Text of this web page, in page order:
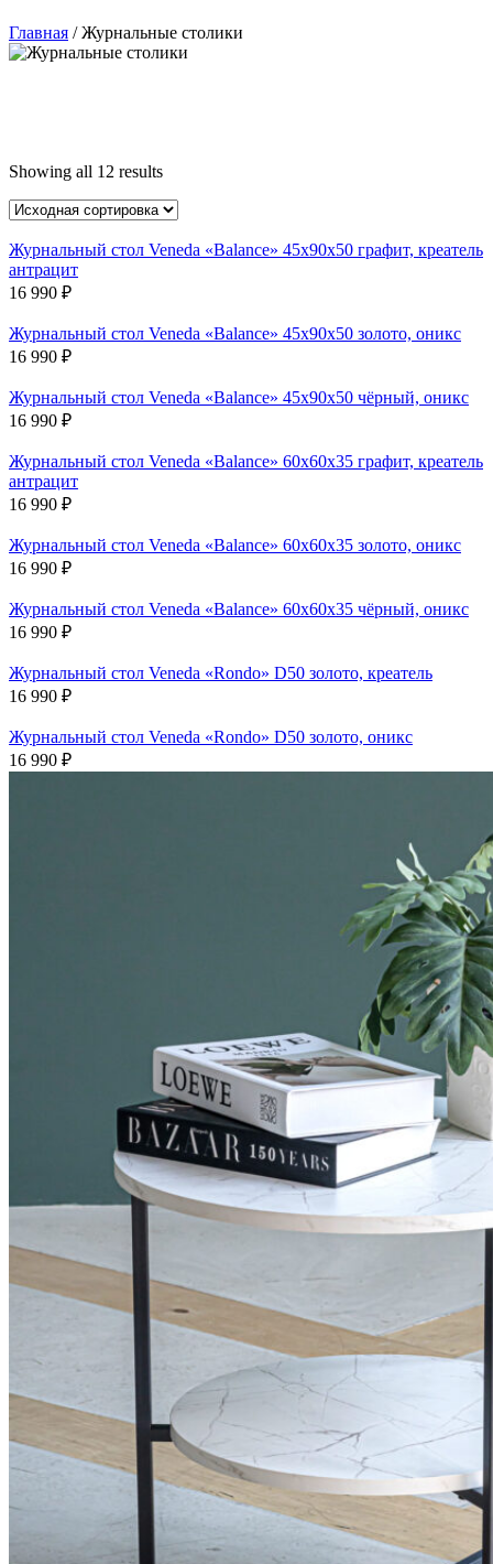
Главная /Журнальные столики
Showing all 12 results
Журнальный стол Veneda «Balance» 45х90х50 графит, креатель
антрацит
16 990 ₽
Журнальный стол Veneda «Balance» 45х90х50 золото, оникс
16 990 ₽
Журнальный стол Veneda «Balance» 45х90х50 чёрный, оникс
16 990 ₽
Журнальный стол Veneda «Balance» 60х60х35 графит, креатель
антрацит
16 990 ₽
Журнальный стол Veneda «Balance» 60х60х35 золото, оникс
16 990 ₽
Журнальный стол Veneda «Balance» 60х60х35 чёрный, оникс
16 990 ₽
Журнальный стол Veneda «Rondo» D50 золото, креатель
16 990 ₽
Журнальный стол Veneda «Rondo» D50 золото, оникс
16 990 ₽